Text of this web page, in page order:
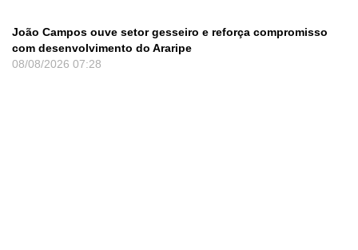
João Campos ouve setor gesseiro e reforça compromisso
com desenvolvimento do Araripe
08/08/2026 07:28